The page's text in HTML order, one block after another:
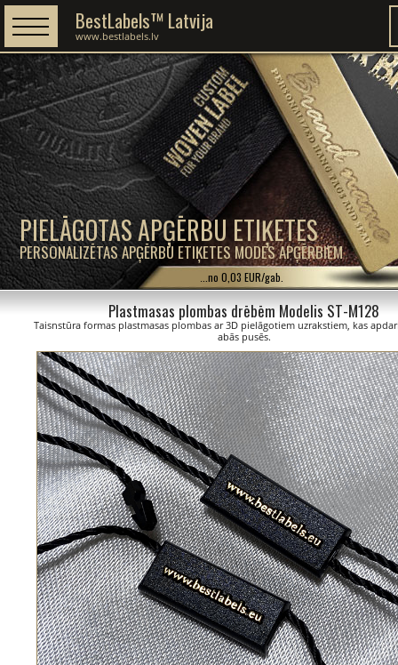
PIELĀGOTAS APĢĒRBU ETIĶETES
PERSONALIZĒTAS APĢĒRBU ETIĶETES MODES APĢĒRBIEM
BestLabels™ Latvija
www.bestlabels.lv
...no 0,03 EUR/gab.
Plastmasas plombas drēbēm Modelis ST-M128
Taisnstūra formas plastmasas plombas ar 3D pielāgotiem uzrakstiem, kas
abās pusēs.